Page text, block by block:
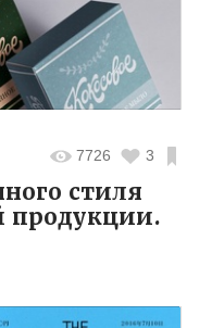
7726 3
стиля
продукции.